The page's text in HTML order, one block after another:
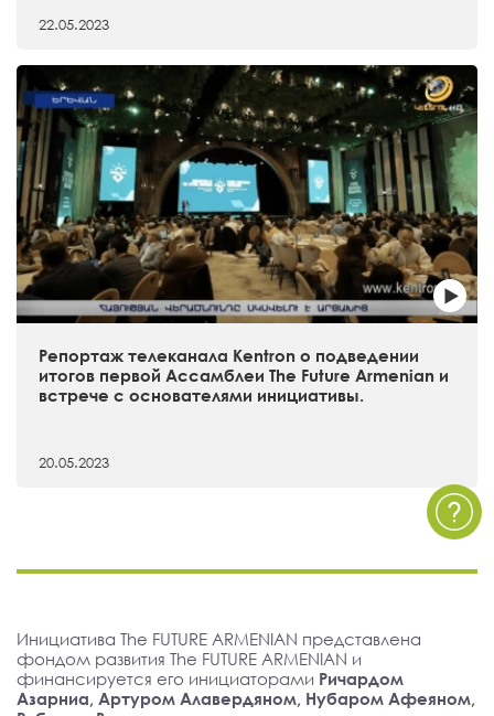
22.05.2023
Репортаж телеканала Kentron о подведении
итогов первой Ассамблеи The Future Armenian и
встрече с основателями инициативы.
20.05.2023
Инициатива The FUTURE ARMENIAN представлена
фондом развития The FUTURE ARMENIAN и
финансируется его инициаторами Ричардом
Азарниа, Артуром Алавердяном, Нубаром Афеяном,